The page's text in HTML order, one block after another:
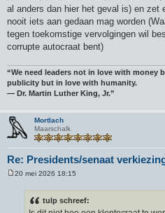
al anders dan hier het geval is) en zet
nooit iets aan gedaan mag worden
tegen toekomstige vervolgingen wil
corrupte autocraat bent)
“We need leaders not in love with money
publicity but in love with humanity.
― Dr. Martin Luther King, Jr.”
Mortlach
Maarschalk
Re: Presidents/senaat
20 mei 2026 18:15
tulp schreef: